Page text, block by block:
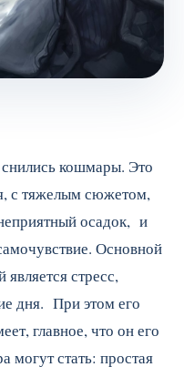
кошмары. Это
с тяжелым сюжетом,
осадок, и
Основной
стресс,
дня. При этом его
главное, что он его
могут стать: простая